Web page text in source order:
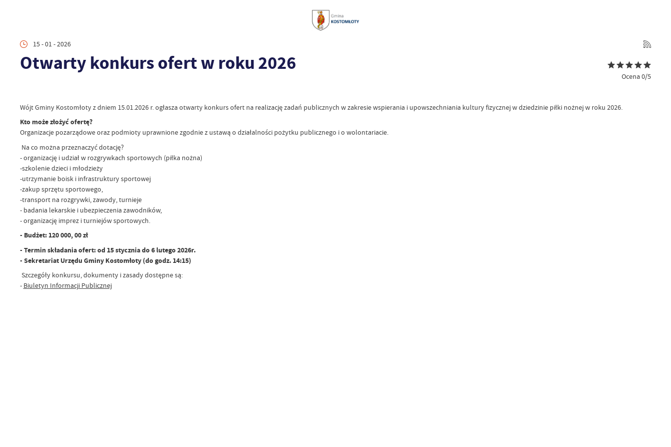
15 - 01 - 2026
Otwarty konkurs ofert w roku 2026
Ocena 0/5
Wójt Gminy Kostomłoty z dniem 15.01.2026 r. ogłasza otwarty konkurs ofert na realizację zadań publicznych w zakresie wspierania i upowszechniania kultury fizycznej w dziedzinie piłki nożnej w roku 2026.
Kto może złożyć ofertę?
Organizacje pozarządowe oraz podmioty uprawnione zgodnie z ustawą o działalności pożytku publicznego i o wolontariacie.
Na co można przeznaczyć dotację?
- organizację i udział w rozgrywkach sportowych (piłka nożna)
-szkolenie dzieci i młodzieży
-utrzymanie boisk i infrastruktury sportowej
-zakup sprzętu sportowego,
-transport na rozgrywki, zawody, turnieje
- badania lekarskie i ubezpieczenia zawodników,
- organizację imprez i turniejów sportowych.
- Budżet: 120 000, 00 zł
- Termin składania ofert: od 15 stycznia do 6 lutego 2026r.
- Sekretariat Urzędu Gminy Kostomłoty (do godz. 14:15)
Szczegóły konkursu, dokumenty i zasady dostępne są:
- Biuletyn Informacji Publicznej